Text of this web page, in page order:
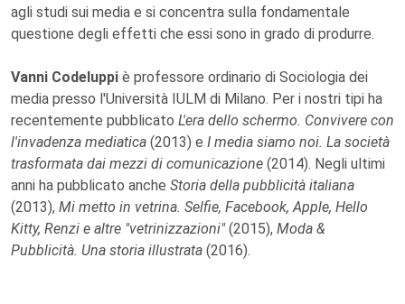
agli studi sui media e si concentra sulla fondamentale
questione degli effetti che essi sono in grado di produrre.
Vanni Codeluppi è professore ordinario di Sociologia dei
media presso l'Università IULM di Milano. Per i nostri tipi ha
recentemente pubblicato L'era dello schermo. Convivere con
l'invadenza mediatica (2013) e I media siamo noi. La società
trasformata dai mezzi di comunicazione (2014). Negli ultimi
anni ha pubblicato anche Storia della pubblicità italiana
(2013), Mi metto in vetrina. Selfie, Facebook, Apple, Hello
Kitty, Renzi e altre "vetrinizzazioni"(2015), Moda &
Pubblicità. Una storia illustrata (2016).